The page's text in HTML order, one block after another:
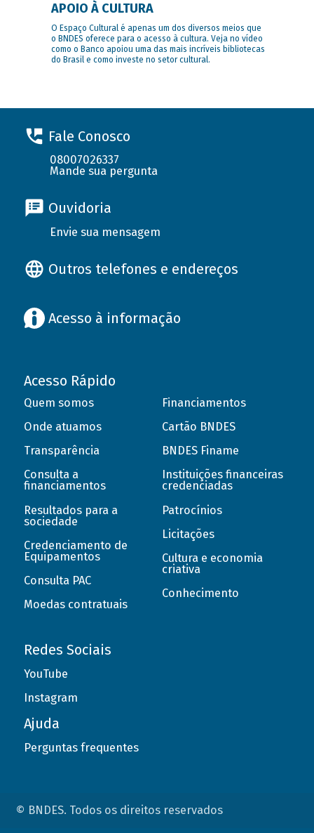
APOIO À CULTURA
O Espaço Cultural é apenas um dos diversos meios que
o BNDES oferece para o acesso à cultura. Veja no vídeo
como o Banco apoiou uma das mais incríveis bibliotecas
do Brasil e como investe no setor cultural.
Fale Conosco
08007026337
Mande sua pergunta
Ouvidoria
Envie sua mensagem
Outros telefones e endereços
Acesso à informação
Acesso Rápido
Quem somos
Onde atuamos
Transparência
Consulta a
financiamentos
Resultados para a
sociedade
Credenciamento de
Equipamentos
Consulta PAC
Moedas contratuais
Financiamentos
Cartão BNDES
BNDES Finame
Instituições financeiras
credenciadas
Patrocínios
Licitações
Cultura e economia
criativa
Conhecimento
Redes Sociais
YouTube
Instagram
Ajuda
Perguntas frequentes
© BNDES. Todos os direitos reservados